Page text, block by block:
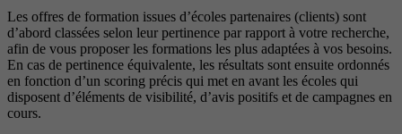
Les offres de formation issues d’écoles partenaires (clients) sont
d’abord classées selon leur pertinence par rapport à votre recherche,
afin de vous proposer les formations les plus adaptées à vos besoins.
En cas de pertinence équivalente, les résultats sont ensuite ordonnés
en fonction d’un scoring précis qui met en avant les écoles qui
disposent d’éléments de visibilité, d’avis positifs et de campagnes en
cours.